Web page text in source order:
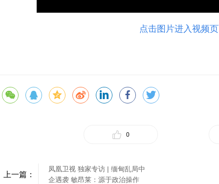
点击图片进入视频
0
上一篇：
凤凰卫视 独家专访 | 缅甸乱局中
企遇袭 敏昂莱：源于政治操作